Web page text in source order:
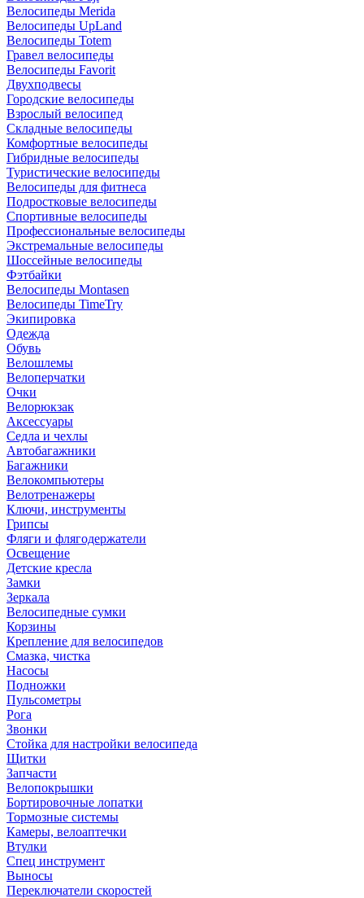
Велосипеды Merida
Велосипеды UpLand
Велосипеды Totem
Гравел велосипеды
Велосипеды Favorit
Двухподвесы
Городские велосипеды
Взрослый велосипед
Складные велосипеды
Комфортные велосипеды
Гибридные велосипеды
Туристические велосипеды
Велосипеды для фитнеса
Подростковые велосипеды
Спортивные велосипеды
Профессиональные велосипеды
Экстремальные велосипеды
Шоссейные велосипеды
Фэтбайки
Велосипеды Montasen
Велосипеды TimeTry
Экипировка
Одежда
Обувь
Велошлемы
Велоперчатки
Очки
Велорюкзак
Аксессуары
Седла и чехлы
Автобагажники
Багажники
Велокомпьютеры
Велотренажеры
Ключи, инструменты
Грипсы
Фляги и флягодержатели
Освещение
Детские кресла
Замки
Зеркала
Велосипедные сумки
Корзины
Крепление для велосипедов
Смазка, чистка
Насосы
Подножки
Пульсометры
Рога
Звонки
Стойка для настройки велосипеда
Щитки
Запчасти
Велопокрышки
Бортировочные лопатки
Тормозные системы
Камеры, велоаптечки
Втулки
Спец инструмент
Выносы
Переключатели скоростей